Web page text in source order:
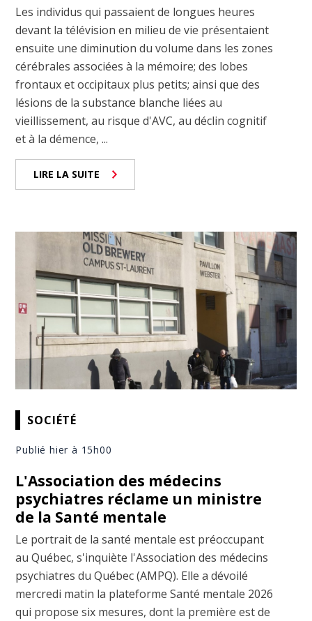
Les individus qui passaient de longues heures
devant la télévision en milieu de vie présentaient
ensuite une diminution du volume dans les zones
cérébrales associées à la mémoire; des lobes
frontaux et occipitaux plus petits; ainsi que des
lésions de la substance blanche liées au
vieillissement, au risque d'AVC, au déclin cognitif
et à la démence, ...
LIRE LA SUITE
SOCIÉTÉ
Publié hier à 15h00
L'Association des médecins
psychiatres réclame un ministre
de la Santé mentale
Le portrait de la santé mentale est préoccupant
au Québec, s'inquiète l'Association des médecins
psychiatres du Québec (AMPQ). Elle a dévoilé
mercredi matin la plateforme Santé mentale 2026
qui propose six mesures, dont la première est de